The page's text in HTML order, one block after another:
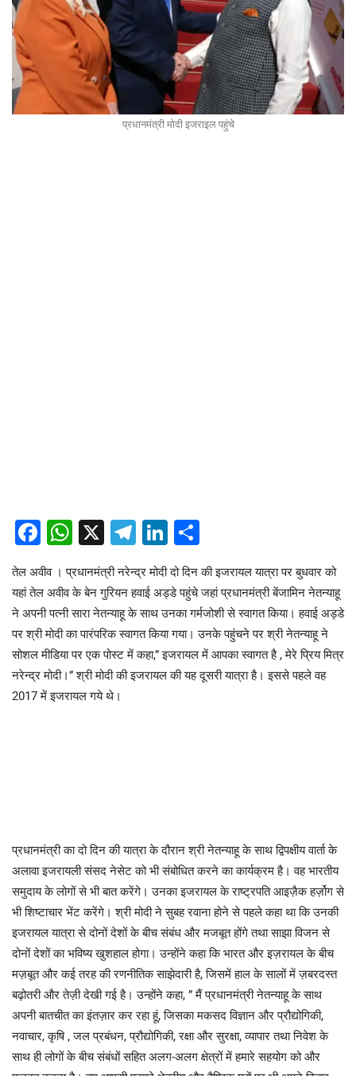
प्रधानमंत्री मोदी इजराइल पहुंचे
Facebook
WhatsApp
X Telegram
LinkedIn
तेल अवीव । प्रधानमंत्री नरेन्द्र मोदी दो दिन की इजरायल यात्रा पर बुधवार को
यहां तेल अवीव के बेन गुरियन हवाई अड्डे पहुंचे जहां प्रधानमंत्री बेंजामिन नेतन्याहू
ने अपनी पत्नी सारा नेतन्याहू के साथ उनका गर्मजोशी से स्वागत किया। हवाई अड्डे
पर श्री मोदी का पारंपरिक स्वागत किया गया। उनके पहुंचने पर श्री नेतन्याहू ने
सोशल मीडिया पर एक पोस्ट में कहा,” इजरायल में आपका स्वागत है , मेरे प्रिय मित्र
नरेन्द्र मोदी।” श्री मोदी की इजरायल की यह दूसरी यात्रा है। इससे पहले वह
2017 में इजरायल गये थे।
प्रधानमंत्री का दो दिन की यात्रा के दौरान श्री नेतन्याहू के साथ द्विपक्षीय वार्ता के
अलावा इजरायली संसद नेसेट को भी संबोधित करने का कार्यक्रम है। वह भारतीय
समुदाय के लोगों से भी बात करेंगे। उनका इजरायल के राष्ट्रपति आइज़ैक हर्ज़ोग से
भी शिष्टाचार भेंट करेंगे। श्री मोदी ने सुबह रवाना होने से पहले कहा था कि उनकी
इजरायल यात्रा से दोनों देशों के बीच संबंध और मजबूत होंगे तथा साझा विजन से
दोनों देशों का भविष्य खुशहाल होगा। उन्होंने कहा कि भारत और इज़रायल के बीच
मज़बूत और कई तरह की रणनीतिक साझेदारी है, जिसमें हाल के सालों में ज़बरदस्त
बढ़ोतरी और तेज़ी देखी गई है। उन्होंने कहा, ” मैं प्रधानमंत्री नेतन्याहू के साथ
अपनी बातचीत का इंतज़ार कर रहा हूं, जिसका मकसद विज्ञान और प्रौद्योगिकी,
नवाचार, कृषि , जल प्रबंधन, प्रौद्योगिकी, रक्षा और सुरक्षा, व्यापार तथा निवेश के
साथ ही लोगों के बीच संबंधों सहित अलग-अलग क्षेत्रों में हमारे सहयोग को और